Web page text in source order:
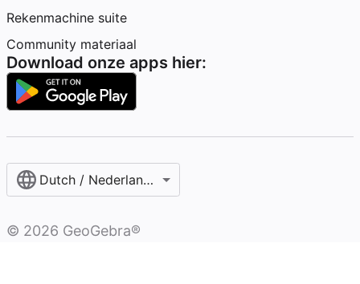
Rekenmachine suite
Community materiaal
Download onze apps hier:
Dutch / Nederlands‎ (België)‎
© 2026 GeoGebra®